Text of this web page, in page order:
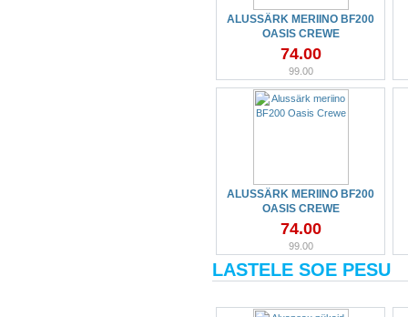
ALUSSÄRK MERIINO BF200
OASIS CREWE
74.00
99.00
ALUSSÄRK MERIINO BF200
OASIS CREWE
74.00
99.00
LASTELE SOE PESU